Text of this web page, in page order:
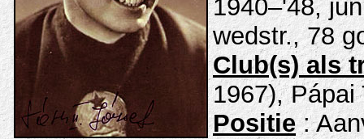
1940–'48,
wedstr., 78
Club(s) als
1967), Pápai
Positie :